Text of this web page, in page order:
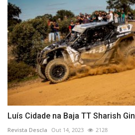
Luís Cidade na Baja TT Sharish Gin
Revista Descla Out 14, 2023 2128